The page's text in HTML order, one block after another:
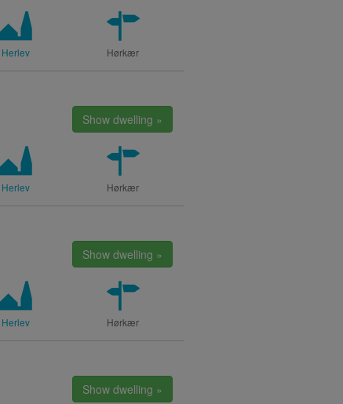
Herlev Hørkær
Show dwelling »
Herlev Hørkær
Show dwelling »
Herlev Hørkær
Show dwelling »